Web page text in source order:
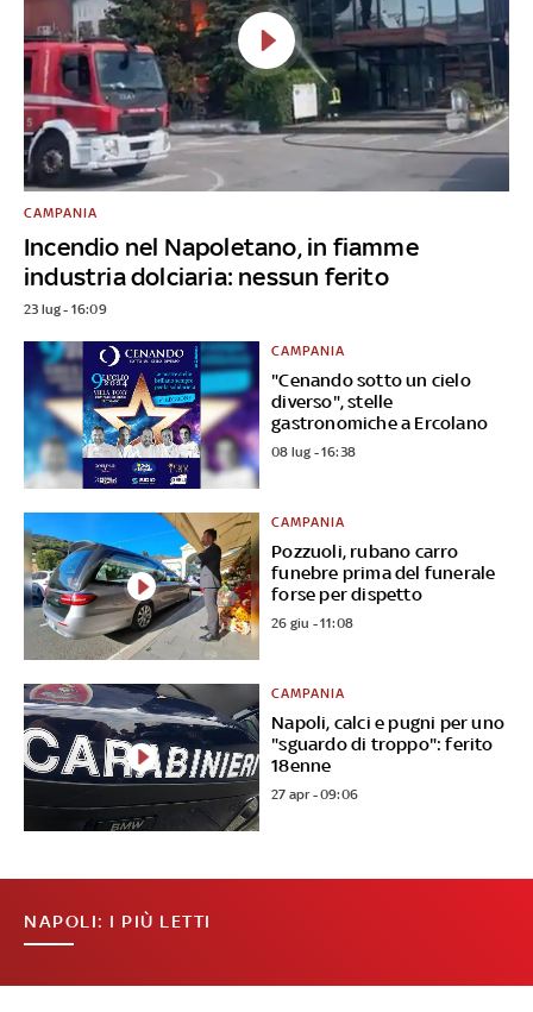
Incendio nel Napoletano, in fiamme
industria dolciaria: nessun ferito
CAMPANIA
23 lug - 16:09
"Cenando sotto un cielo
diverso", stelle
gastronomiche a Ercolano
CAMPANIA
08 lug - 16:38
Pozzuoli, rubano carro
funebre prima del funerale
forse per dispetto
CAMPANIA
26 giu - 11:08
Napoli, calci e pugni per uno
"sguardo di troppo": ferito
18enne
CAMPANIA
27 apr - 09:06
NAPOLI: I PIÙ LETTI